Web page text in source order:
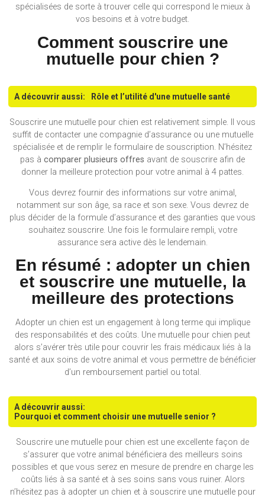
spécialisées de sorte à trouver celle qui correspond le mieux à
vos besoins et à votre budget.
Comment souscrire une
mutuelle pour chien ?
A découvrir aussi: Rôle et l’utilité d'une mutuelle santé
Souscrire une mutuelle pour chien est relativement simple. Il vous
suffit de contacter une compagnie d’assurance ou une mutuelle
spécialisée et de remplir le formulaire de souscription. N’hésitez
pas à comparer plusieurs offres avant de souscrire afin de
donner la meilleure protection pour votre animal à 4 pattes.
Vous devrez fournir des informations sur votre animal,
notamment sur son âge, sa race et son sexe. Vous devrez de
plus décider de la formule d’assurance et des garanties que vous
souhaitez souscrire. Une fois le formulaire rempli, votre
assurance sera active dès le lendemain.
En résumé : adopter un chien
et souscrire une mutuelle, la
meilleure des protections
Adopter un chien est un engagement à long terme qui implique
des responsabilités et des coûts. Une mutuelle pour chien peut
alors s’avérer très utile pour couvrir les frais médicaux liés à la
santé et aux soins de votre animal et vous permettre de bénéficier
d’un remboursement partiel ou total.
A découvrir aussi:
Pourquoi et comment choisir une mutuelle senior ?
Souscrire une mutuelle pour chien est une excellente façon de
s’assurer que votre animal bénéficiera des meilleurs soins
possibles et que vous serez en mesure de prendre en charge les
coûts liés à sa santé et à ses soins sans vous ruiner. Alors
n’hésitez pas à adopter un chien et à souscrire une mutuelle pour